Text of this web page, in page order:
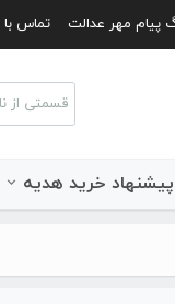
پیام مهر عدالت تماس با
خرید هدیه